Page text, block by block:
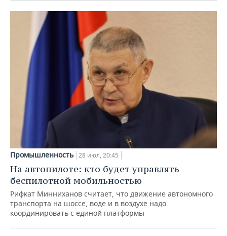
Промышленность 28 июл, 20:45
На автопилоте: кто будет управлять
беспилотной мобильностью
Рифкат Минниханов считает, что движение автономного
транспорта на шоссе, воде и в воздухе надо
координировать с единой платформы